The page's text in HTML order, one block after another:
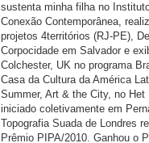
sustenta minha filha no
Conexão Contemporânea,
projetos 4territórios (RJ-PE),
Corpocidade em Salvador e
Colchester, UK no programa
Casa da Cultura da América
Summer, Art & the City, no
iniciado coletivamente em
Topografia Suada de Londres
Prêmio PIPA/2010. Ganhou o